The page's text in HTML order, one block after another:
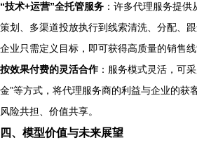
“技术+运营”全托管服务 ：许多代理服务提
策划、多渠道投放执行到线索清洗、分配、
企业只需定义目标，即可获得高质量的销售线
按效果付费的灵活合作：服务模式灵活，可
金”等方式，将代理服务商的利益与企业的获
风险共担、价值共享。
四、模型价值与未来展望